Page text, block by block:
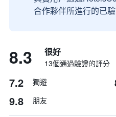
合作夥伴所進行的已
8.3 很好
13個通過驗證的評分
7.2 獨遊
9.8 朋友